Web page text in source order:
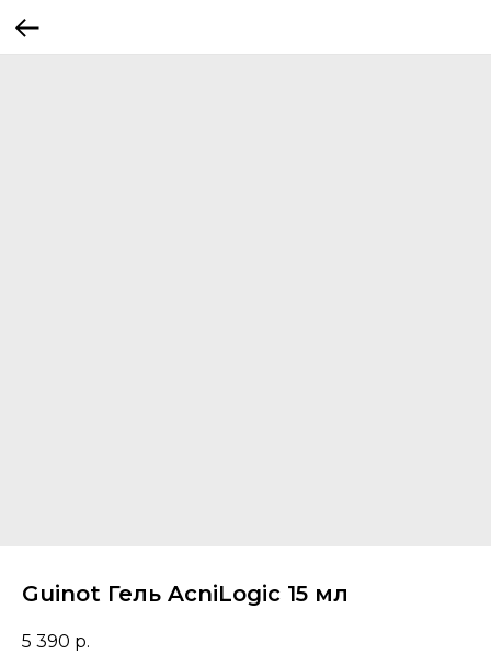
Guinot Гель AcniLogic 15 мл
5 390 р.